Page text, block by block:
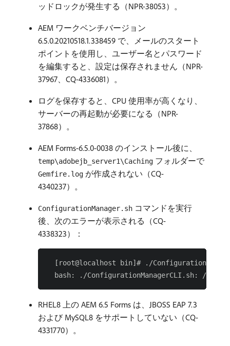
ッドロックが発生する（NPR-38053）。
AEM ワークベンチバージョン
6.5.0.20210518.1.338459 で、メールのスタート
ポイントを使用し、ユーザー名とパスワード
を編集すると、設定は保存されません（NPR-
37967、CQ-4336081）。
ログを保存すると、CPU 使用率が高くなり、
サーバーの再起動が必要になる（NPR-
37868）。
AEM Forms-6.5.0-0038 のインストール後に、
temp\adobejb_server1\Caching フォルダーで
Gemfire.log が作成されない（CQ-
4340237）。
ConfigurationManager.sh コマンドを実行
後、次のエラーが表示される（CQ-
4338323）：
[root@localhost bin]# ./
RHEL8 上の AEM 6.5 Forms は、JBOSS EAP 7.3
および MySQL8 をサポートしていない（CQ-
4331770）。